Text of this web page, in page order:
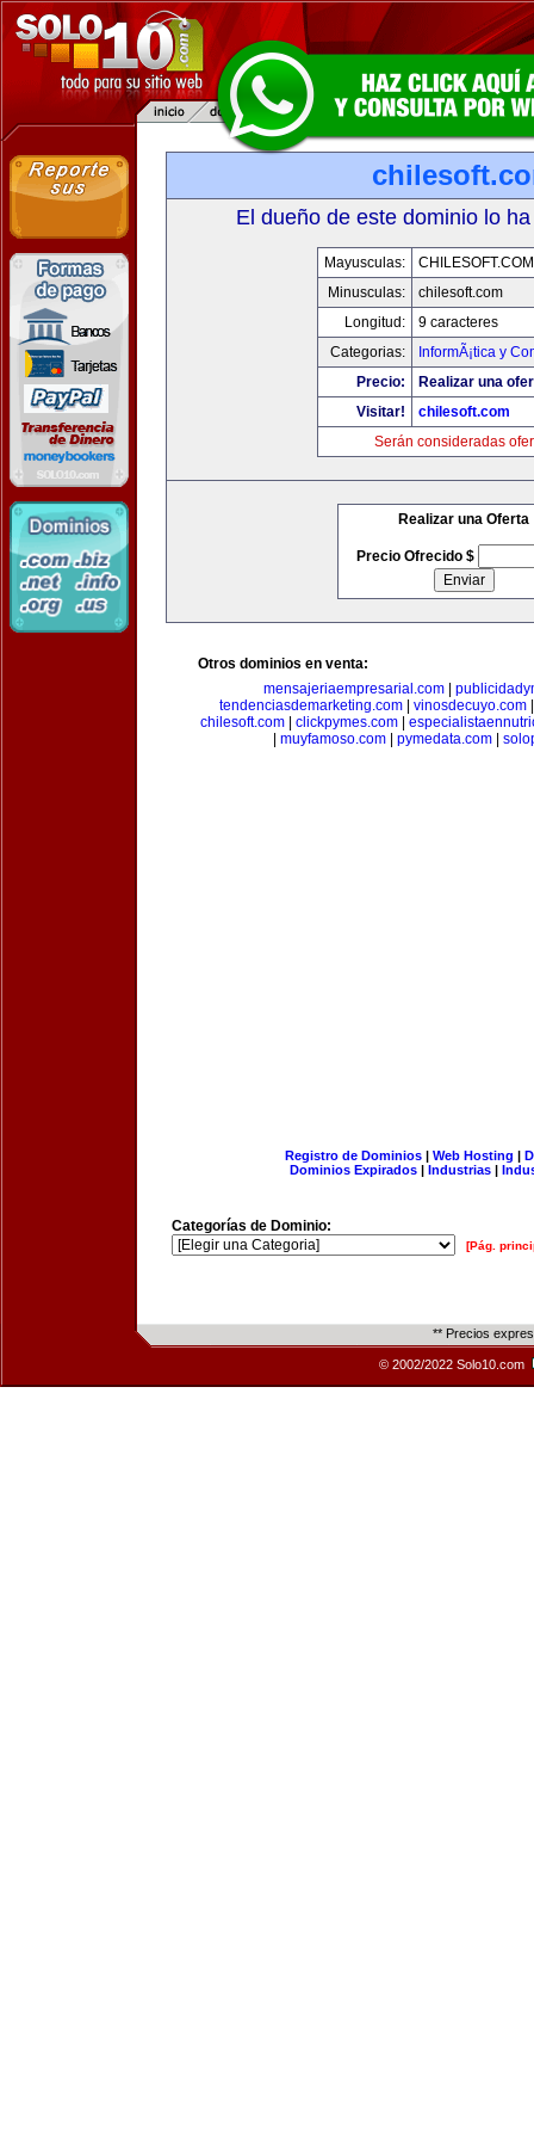
El dueño de este dominio lo
Mayusculas:
CHILESOFT.COM
Minusculas:
chilesoft.com
Longitud:
9 caracteres
Categorias:
InformÃ¡tica y
Precio:
Realizar una
Visitar!
chilesoft.com
Serán consideradas
Realizar una Oferta
Precio Ofrecido $
Otros dominios en venta:
mensajeriaempresarial.com|
tendenciasdemarketing.com| vinosdecuyo.com
chilesoft.com
clickpymes.com
muyfamoso.com pymedata.com
Registro de Dominios| Web Hosting |
Dominios Expirados | Industrias |
Categorías de Dominio:
[Pág.
** Precios
© 2002/2022 Solo10.com